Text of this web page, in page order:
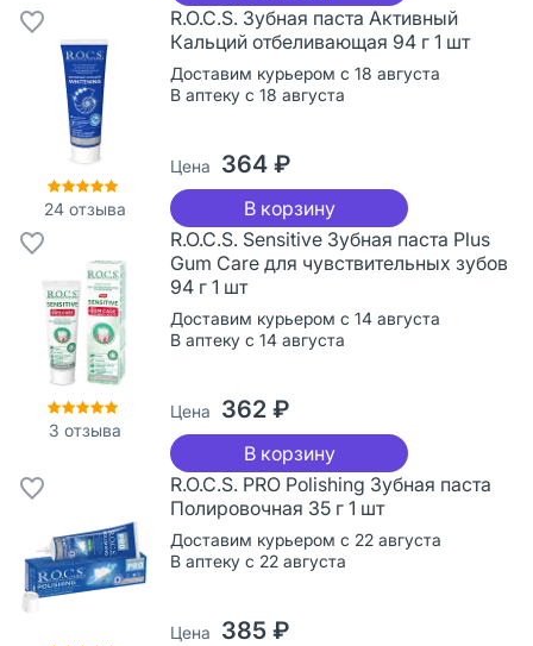
24отзыва
R.O.C.S. Зубная паста Активный
Кальций отбеливающая 94 г 1 шт
Доставим курьером с 18 августа
В аптеку с 18 августа
Цена 364 ₽
В корзину
3 отзыва
R.O.C.S. Sensitive Зубная паста Plus
Gum Care для чувствительных зубов
94 г 1 шт
Доставим курьером с 14 августа
В аптеку с 14 августа
Цена 362 ₽
В корзину
R.O.C.S. PRO Polishing Зубная паста
Полировочная 35 г 1 шт
Доставим курьером с 22 августа
В аптеку с 22 августа
Цена 385 ₽